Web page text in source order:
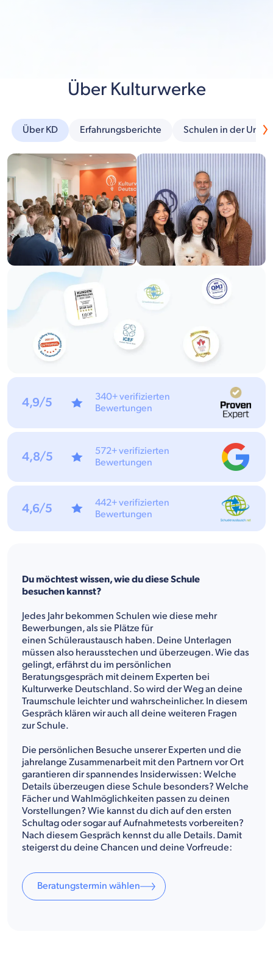
Über Kulturwerke
Über KD Erfahrungsberichte Schulen in der
Du möchtest wissen, wie du diese Schule
besuchen kannst?
Jedes Jahr bekommen Schulen wie diese mehr
Bewerbungen, als sie Plätze für
einen Schüleraustausch haben. Deine Unterlagen
müssen also herausstechen und überzeugen. Wie das
gelingt, erfährst du im persönlichen
Beratungsgespräch mit deinem Experten bei
Kulturwerke Deutschland. So wird der Weg an deine
Traumschule leichter und wahrscheinlicher. In diesem
Gespräch klären wir auch all deine weiteren Fragen
zur Schule.
Die persönlichen Besuche unserer Experten und die
jahrelange Zusammenarbeit mit den Partnern vor Ort
garantieren dir spannendes Insiderwissen: Welche
Details überzeugen diese Schule besonders? Welche
Fächer und Wahlmöglichkeiten passen zu deinen
Vorstellungen? Wie kannst du dich auf den ersten
Schultag oder sogar auf Aufnahmetests vorbereiten?
Nach diesem Gespräch kennst du alle Details. Damit
steigerst du deine Chancen und deine Vorfreude:
Beratungstermin wählen
4,9/5
340+ verifizierten
Bewertungen
4,8/5
572+ verifizierten
Bewertungen
4,6/5
442+ verifizierten
Bewertungen